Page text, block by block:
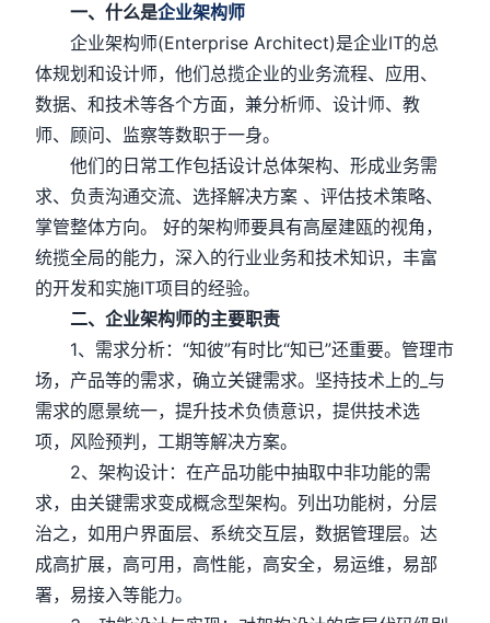
一、什么是企业架构师
企业架构师(Enterprise Architect)是企业IT的总
体规划和设计师，他们总揽企业的业务流程、应用、
数据、和技术等各个方面，兼分析师、设计师、教
师、顾问、监察等数职于一身。
他们的日常工作包括设计总体架构、形成业务需
求、负责沟通交流、选择解决方案 、评估技术策略、
掌管整体方向。 好的架构师要具有高屋建瓯的视角，
统揽全局的能力，深入的行业业务和技术知识，丰富
的开发和实施IT项目的经验。
二、企业架构师的主要职责
1、需求分析：“知彼”有时比“知已”还重要。管理市
场，产品等的需求，确立关键需求。坚持技术上的_与
需求的愿景统一，提升技术负债意识，提供技术选
项，风险预判，工期等解决方案。
2、架构设计：在产品功能中抽取中非功能的需
求，由关键需求变成概念型架构。列出功能树，分层
治之，如用户界面层、系统交互层，数据管理层。达
成高扩展，高可用，高性能，高安全，易运维，易部
署，易接入等能力。